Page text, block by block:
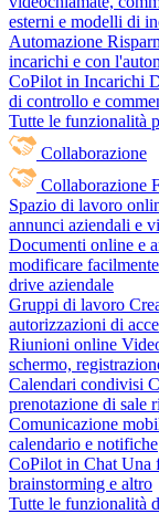
esterni e modelli di
Automazione
incarichi e con
CoPilot in Incarichi
di controllo e
Tutte le funzionalità
Collaborazione
Collaborazione
Spazio di lavoro
annunci aziendali e
Documenti online e
modificare
drive aziendale
Gruppi di lavoro
autorizzazioni di
Riunioni online
schermo,
Calendari condivisi
prenotazione di sale
Comunicazione
calendario e notifiche
CoPilot in Chat Una
brainstorming e altro
Tutte le funzionalità